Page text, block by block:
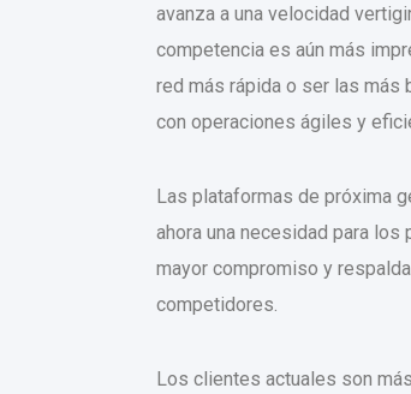
avanza a una velocidad
competencia es aún más
red más rápida o ser las más
con operaciones ágiles y
Las plataformas de próxima
ahora una necesidad para
mayor compromiso y
competidores.
Los clientes actuales son